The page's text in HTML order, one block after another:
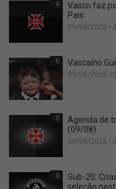
0
Vasco faz
Pais
09/08/2026 •
0 Vascaíno
09/08/2026 •
0
Agenda de
(09/08)
09/08/2026 •
0
Sub-20:
seleção